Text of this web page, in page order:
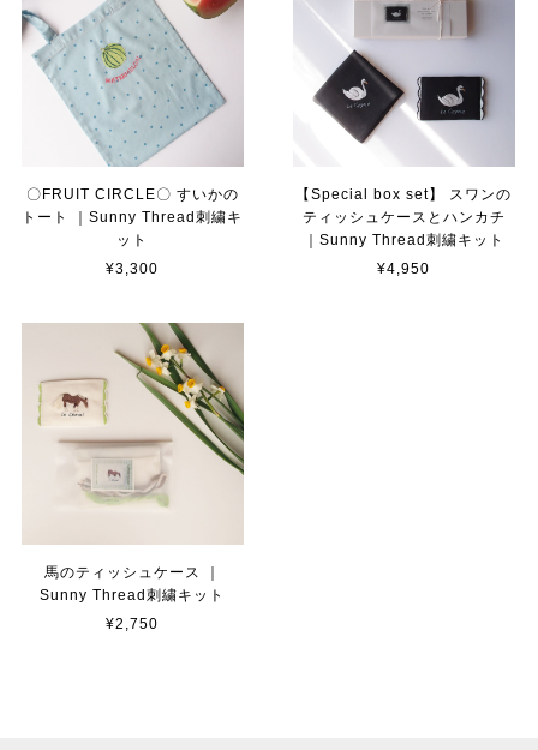
〇FRUIT CIRCLE〇 すいかの
トート ｜Sunny Thread刺繍キ
ット
¥3,300
【Special box set】 スワンの
ティッシュケースとハンカチ
｜Sunny Thread刺繍キット
¥4,950
馬のティッシュケース ｜
Sunny Thread刺繍キット
¥2,750